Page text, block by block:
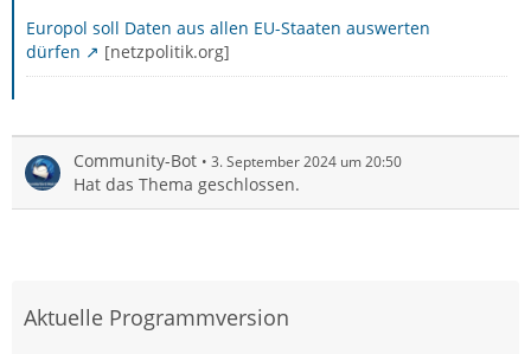
Europol soll Daten aus allen EU-Staaten auswerten
dürfen
[netzpolitik.org]
Community-Bot 3. September 2024 um 20:50
Hat das Thema geschlossen.
Aktuelle Programmversion